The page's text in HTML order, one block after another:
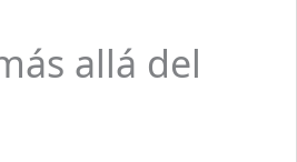
allá del